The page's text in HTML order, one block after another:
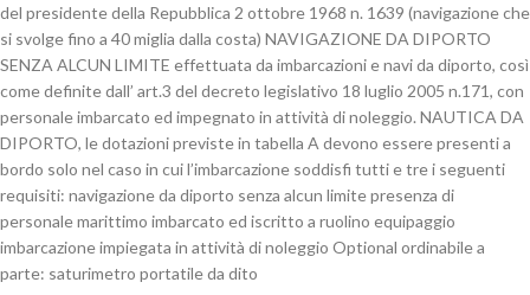
del presidente della Repubblica 2 ottobre 1968 n. 1639 (navigazione che
si svolge fino a 40 miglia dalla costa) NAVIGAZIONE DA DIPORTO
SENZA ALCUN LIMITE effettuata da imbarcazioni e navi da diporto, così
come definite dall’ art.3 del decreto legislativo 18 luglio 2005 n.171, con
personale imbarcato ed impegnato in attività di noleggio. NAUTICA DA
DIPORTO, le dotazioni previste in tabella A devono essere presenti a
bordo solo nel caso in cui l’imbarcazione soddisfi tutti e tre i seguenti
requisiti: navigazione da diporto senza alcun limite presenza di
personale marittimo imbarcato ed iscritto a ruolino equipaggio
imbarcazione impiegata in attività di noleggio Optional ordinabile a
parte: saturimetro portatile da dito